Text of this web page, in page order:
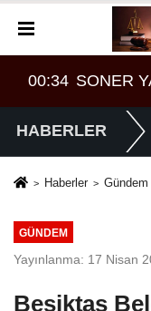
MI?
00:34
HABERLER
Haberler Gündem
GÜNDEM
Yayınlanma: 17 Nisan
Beşiktaş